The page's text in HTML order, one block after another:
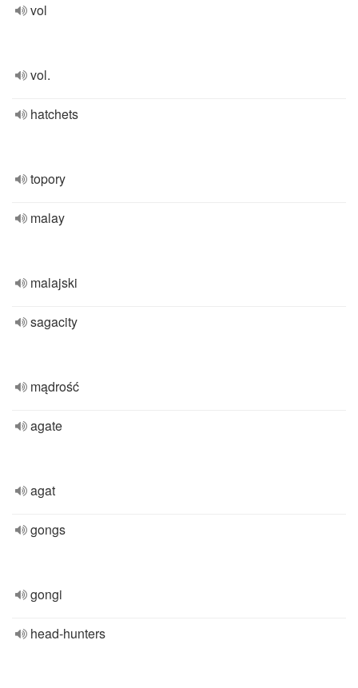
vol
vol.
hatchets
topory
malay
malajski
sagacity
mądrość
agate
agat
gongs
gongi
head-hunters